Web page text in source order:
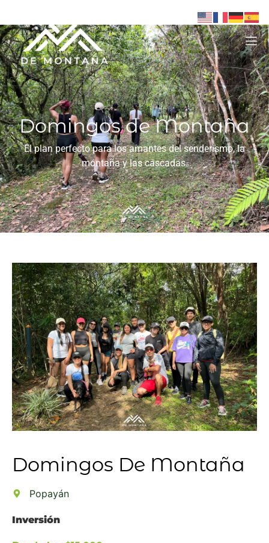
Domingos de Montaña
El plan perfecto para los amantes del senderismo, la
montaña y las cascadas.
Domingos De Montaña
Popayán
Inversión